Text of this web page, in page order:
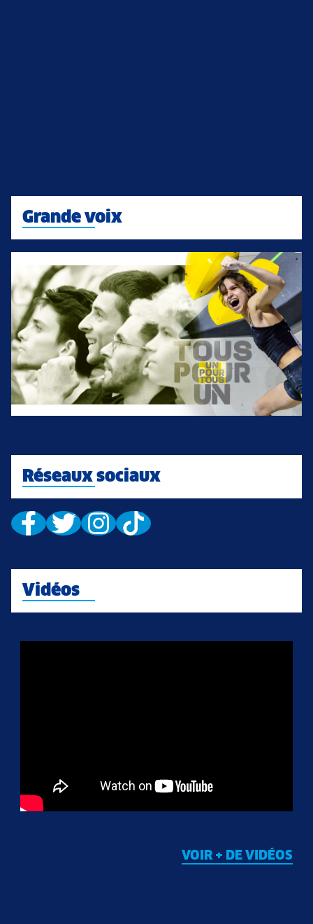
Grande voix
Réseaux sociaux
Vidéos
VOIR + DE VIDÉOS